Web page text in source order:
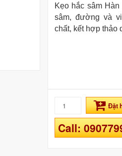
Kẹo hắc sâm
sâm, đường và
chất, kết hợp thảo
Đặt
Call: